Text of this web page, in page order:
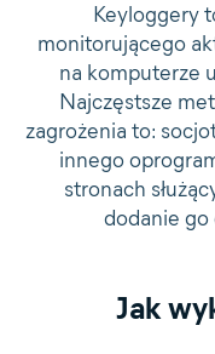
Keyloggery
monitorującego
na komputerze
Najczęstsze
zagrożenia to:
innego
stronach
dodanie go
Jak